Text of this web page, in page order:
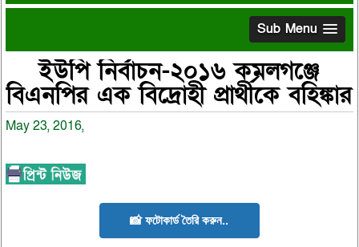
Sub Menu
ইউপি নির্বাচন-২০১৬ কমলগঞ্জে
বিএনপির এক বিদ্রোহী প্রার্থীকে বহিঙ্কার
May 23, 2016,
📸 ফটোকার্ড তৈরি করুন..